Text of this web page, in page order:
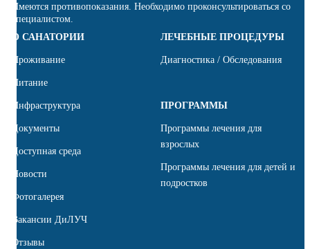
Имеются противопоказания. Необходимо проконсультироваться со
специалистом.
О САНАТОРИИ
Проживание
Питание
Инфраструктура
Документы
Доступная среда
Новости
Фотогалерея
Вакансии ДиЛУЧ
Отзывы
ЛЕЧЕБНЫЕ ПРОЦЕДУРЫ
Диагностика / Обследования
ПРОГРАММЫ
Программы лечения для
взрослых
Программы лечения для детей и
подростков